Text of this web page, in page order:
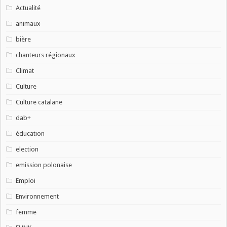
Actualité
animaux
bière
chanteurs régionaux
Climat
Culture
Culture catalane
dab+
éducation
election
emission polonaise
Emploi
Environnement
femme